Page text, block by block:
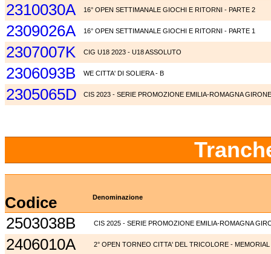
2310030A 16° OPEN SETTIMANALE GIOCHI E RITORNI - PARTE 2
2309026A 16° OPEN SETTIMANALE GIOCHI E RITORNI - PARTE 1
2307007K CIG U18 2023 - U18 ASSOLUTO
2306093B WE CITTA' DI SOLIERA - B
2305065D CIS 2023 - SERIE PROMOZIONE EMILIA-ROMAGNA
Codice Denominazione
2503038B CIS 2025 - SERIE PROMOZIONE EMILIA-ROMAGNA
2406010A 2° OPEN TORNEO CITTA' DEL TRICOLORE -